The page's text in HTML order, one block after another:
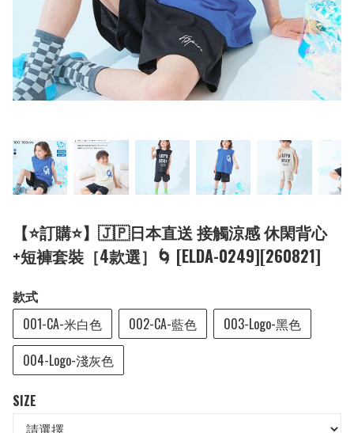
【⭐訂購⭐】🇯🇵日本直送 接觸涼感 休閑背心
+短褲套裝［4款選］🌀 [ELDA-0249][260821]
款式
001-CA-米白色
002-CA-藍色
003-Logo-黑色
004-Logo-淺灰色
SIZE